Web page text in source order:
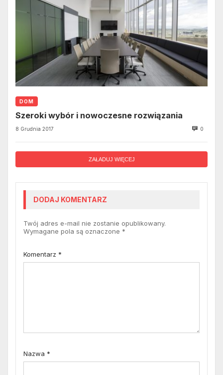
DOM
Szeroki wybór i nowoczesne rozwiązania
8 Grudnia 2017 0
ZAŁADUJ WIĘCEJ
DODAJ KOMENTARZ
Twój adres e-mail nie zostanie opublikowany.
Wymagane pola są oznaczone *
Komentarz *
Nazwa *